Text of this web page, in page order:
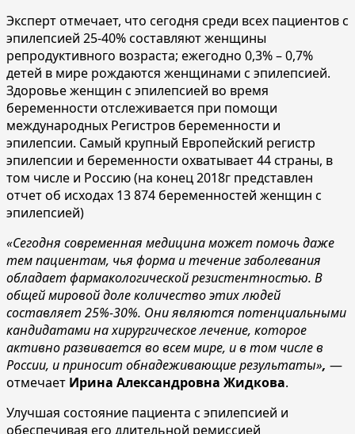
Эксперт отмечает, что сегодня среди всех пациентов с
эпилепсией 25-40% составляют женщины
репродуктивного возраста; ежегодно 0,3% – 0,7%
детей в мире рождаются женщинами с эпилепсией.
Здоровье женщин с эпилепсией во время
беременности отслеживается при помощи
международных Регистров беременности и
эпилепсии. Самый крупный Европейский регистр
эпилепсии и беременности охватывает 44 страны, в
том числе и Россию (на конец 2018г представлен
отчет об исходах 13 874 беременностей женщин с
эпилепсией)
«Сегодня современная медицина может помочь даже
тем пациентам, чья форма и течение заболевания
обладает фармакологической резистентностью. В
общей мировой доле количество этих людей
составляет 25%-30%. Они являются потенциальными
кандидатами на хирургическое лечение, которое
активно развивается во всем мире, и в том числе в
России, и приносит обнадеживающие результаты», —
отмечает Ирина Александровна Жидкова.
Улучшая состояние пациента с эпилепсией и
обеспечивая его длительной ремиссией